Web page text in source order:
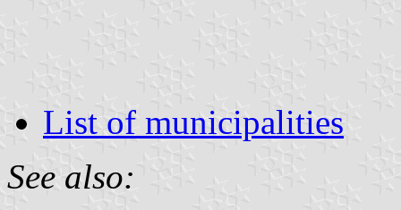
List of municipalities
See also: